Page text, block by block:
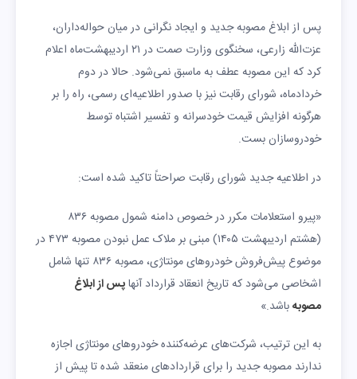
پس از ابلاغ مصوبه جدید و ایجاد نگرانی در میان حواله‌داران،
عزت‌الله زارعی، سخنگوی وزارت صمت در ۲۱ اردیبهشت‌ماه اعلام
کرد که این مصوبه عطف به ماسبق نمی‌شود. حالا در دوم
خردادماه، شورای رقابت نیز با صدور اطلاعیه‌ای رسمی، راه را بر
هرگونه افزایش قیمت خودسرانه و تفسیر اشتباه توسط
خودروسازان بست.
در اطلاعیه جدید شورای رقابت صراحتاً تاکید شده است:
«پیرو استعلامات مکرر در خصوص دامنه شمول مصوبه ۸۳۶
(هشتم اردیبهشت ۱۴۰۵) مبنی بر ملاک عمل نبودن مصوبه ۴۷۳ در
موضوع پیش‌فروش خودروهای مونتاژی، مصوبه ۸۳۶ تنها شامل
اشخاصی می‌شود که تاریخ انعقاد قرارداد آنهاپس از ابلاغ
مصوبهباشد.»
به این ترتیب، شرکت‌های عرضه‌کننده خودروهای مونتاژی اجازه
ندارند مصوبه جدید را برای قراردادهای منعقد شده تا پیش از